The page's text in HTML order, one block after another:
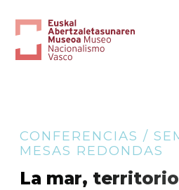
CONFERENCIAS /
MESAS REDONDAS
La mar,